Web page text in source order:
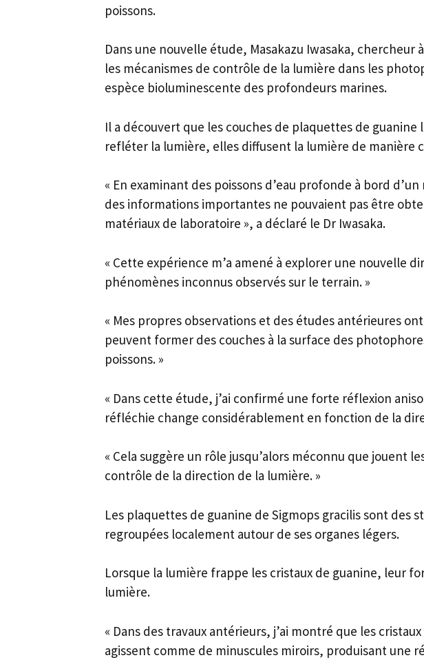
poissons.
Dans une nouvelle étude, Masakazu Iwasaka, chercheur
les mécanismes de contrôle de la lumière dans les
espèce bioluminescente des profondeurs marines.
Il a découvert que les couches de plaquettes de
refléter la lumière, elles diffusent la lumière de manière
« En examinant des poissons d’eau profonde à bord
des informations importantes ne pouvaient pas être
matériaux de laboratoire », a déclaré le Dr Iwasaka.
« Cette expérience m’a amené à explorer une nouvelle
phénomènes inconnus observés sur le terrain. »
« Mes propres observations et des études antérieures
peuvent former des couches à la surface des
poissons. »
« Dans cette étude, j’ai confirmé une forte réflexion
réfléchie change considérablement en fonction de la
« Cela suggère un rôle jusqu’alors méconnu que jouent
contrôle de la direction de la lumière. »
Les plaquettes de guanine de Sigmops gracilis sont des
regroupées localement autour de ses organes légers.
Lorsque la lumière frappe les cristaux de guanine, leur
lumière.
« Dans des travaux antérieurs, j’ai montré que les
agissent comme de minuscules miroirs, produisant une